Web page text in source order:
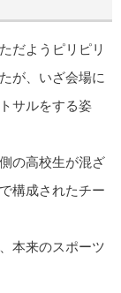
だようピリピリ
が、いざ会場に
サルをする姿
の高校生が混ざ
構成されたチー
本来のスポーツ